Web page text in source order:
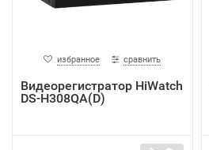
избранное сравнить
Видеорегистратор HiWatch
DS-H308QA(D)